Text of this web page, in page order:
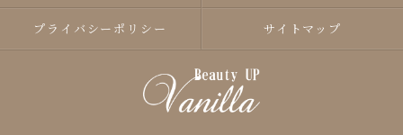
プライバシーポリシー サイトマップ